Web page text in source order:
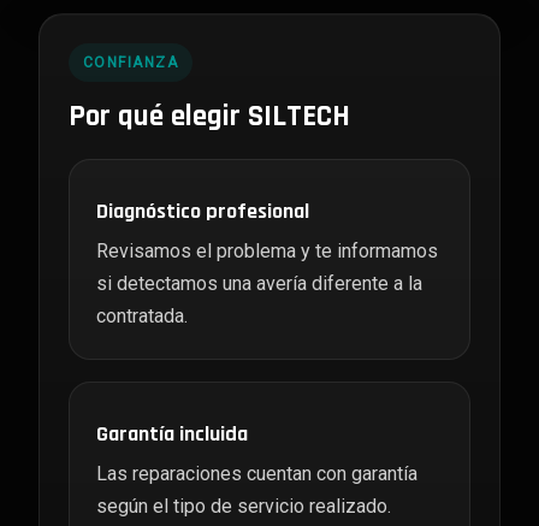
CONFIANZA
Por qué elegir SILTECH
Diagnóstico profesional
Revisamos el problema y te informamos
si detectamos una avería diferente a la
contratada.
Garantía incluida
Las reparaciones cuentan con garantía
según el tipo de servicio realizado.